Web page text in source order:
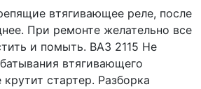
втягивающее реле, после
При ремонте желательно все
и помыть. ВАЗ 2115 Не
втягивающего
стартер. Разборка